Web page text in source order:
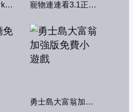
神奇寶貝連連看kawai版2004 寵物連連看3.1正式版
勇士島大富翁加強版